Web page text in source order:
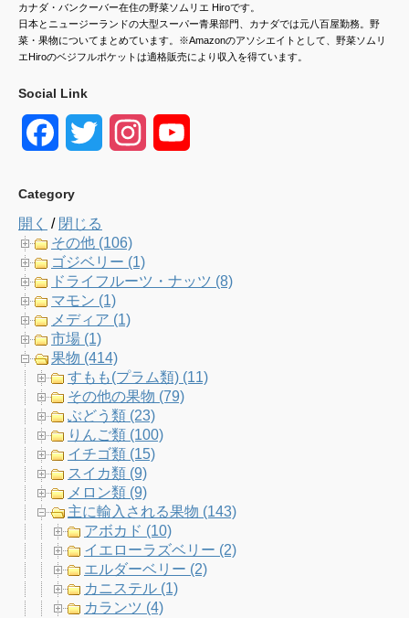
カナダ・バンクーバー在住の野菜ソムリエ Hiroです。
日本とニュージーランドの大型スーパー青果部門、カナダでは元八百屋勤務。野
菜・果物についてまとめています。※Amazonのアソシエイトとして、野菜ソムリ
エHiroのベジフルポケットは適格販売により収入を得ています。
Social Link
e
b
o
o
k
t
t
e
a
a
m
u
C
e
Category
開く / 閉じる
その他 (106)
ゴジベリー (1)
ドライフルーツ・ナッツ (8)
マモン (1)
メディア (1)
市場 (1)
果物 (414)
すもも(プラム類) (11)
その他の果物 (79)
ぶどう類 (23)
りんご類 (100)
イチゴ類 (15)
スイカ類 (9)
メロン類 (9)
主に輸入される果物 (143)
アボカド (10)
イエローラズベリー (2)
エルダーベリー (2)
カニステル (1)
カランツ (4)